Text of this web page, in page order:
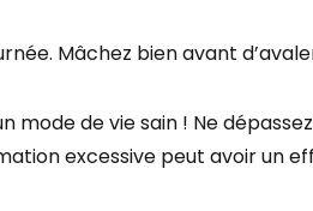
Mâchez bien avant
de vie sain ! Ne
excessive peut avoir un